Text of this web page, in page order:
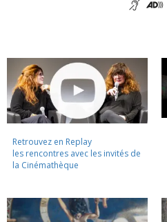
Retrouvez en Replay
les rencontres avec les invités de
la Cinémathèque